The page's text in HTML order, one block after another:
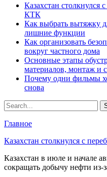
Казахстан столкнулся
КТК
Как выбрать вытяжку
лишние функции
Как организовать
вокруг частного дома
Основные этапы
материалов, монтаж и
Почему одни фильмы
снова
Главное
Казахстан столкнулся с
Казахстан в июле и начале
сокращать добычу нефти из-